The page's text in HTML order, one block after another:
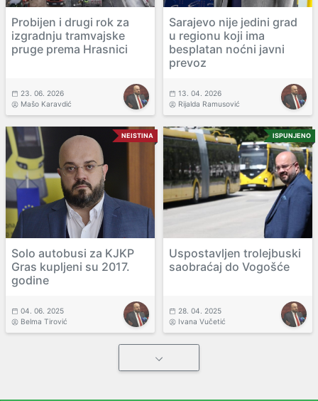
Probijen i drugi rok za
izgradnju tramvajske
pruge prema Hrasnici
23. 06. 2026
Mašo Karavdić
Sarajevo nije jedini grad
u regionu koji ima
besplatan noćni javni
prevoz
13. 04. 2026
Rijalda Ramusović
NEISTINA
Solo autobusi za KJKP
Gras kupljeni su 2017.
godine
04. 06. 2025
Belma Tirović
ISPUNJENO
Uspostavljen trolejbuski
saobraćaj do Vogošće
28. 04. 2025
Ivana Vučetić